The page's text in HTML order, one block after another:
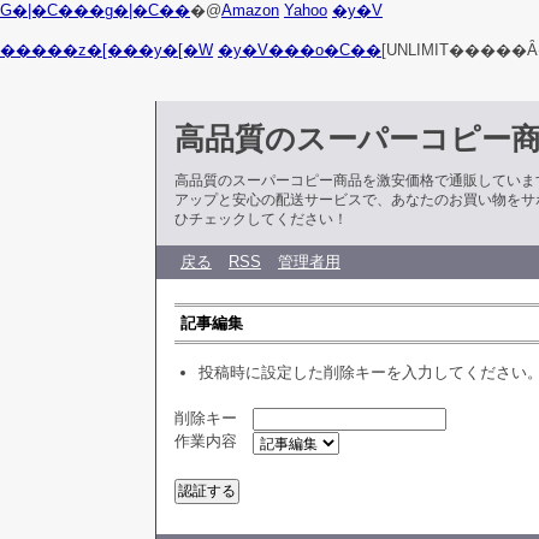
G�|�C���g�|�C���@Amazon Yahoo �y�V
�����z�[���y�[�W �y�V���o�C��
高品質のスーパーコピー
高品質のスーパーコピー商品を激安価格で通販してい
アップと安心の配送サービスで、あなたのお買い物を
ひチェックしてください！
戻る RSS 管理者用
記事編集
投稿時に設定した削除キーを入力してください
削除キー
作業内容